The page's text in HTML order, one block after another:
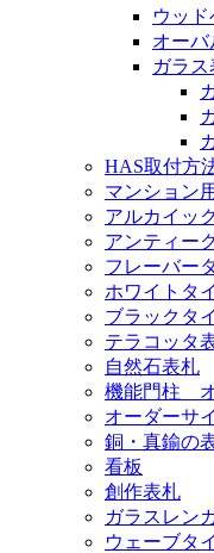
ウッ
オー
ガラス
HAS取付方
マンション
アルカイッ
アンティー
フレーバー
ホワイトタ
ブラックタ
テラコッタ
自然石表札
機能門柱
オーダーサ
銅・真鍮の
看板
創作表札
ガラスレン
ウェーブタ